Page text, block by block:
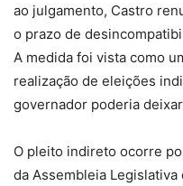
ao julgamento, Castro
o prazo de
A medida foi vista como
realização de eleições
governador poderia
O pleito indireto ocorre
da Assembleia